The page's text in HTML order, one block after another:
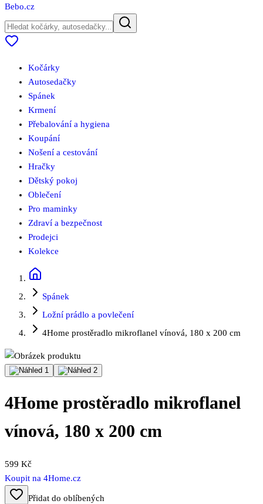
Bebo.cz
Kočárky
Autosedačky
Spánek
Krmení
Přebalování a hygiena
Koupání
Nošení a cestování
Hračky
Dětský pokoj
Oblečení
Pro maminky
Zdraví a bezpečnost
Prodejci
Kolekce
Spánek
Ložní prádlo a povlečení
4Home prostěradlo mikroflanel vínová, 180 x 200 cm
4Home prostěradlo mikroflanel
vínová, 180 x 200 cm
599 Kč
Koupit na 4Home.cz
Přidat do oblíbených